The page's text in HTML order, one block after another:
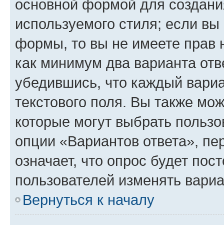
основной формой для
используемого стиля; если
формы, то вы не имеете прав
как минимум два варианта
убедившись, что каждый
текстового поля. Вы также
которые могут выбрать
опции «Вариантов ответа»,
означает, что опрос будет
пользователей изменять
Вернуться к началу